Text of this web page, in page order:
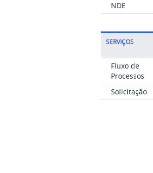
NDE
SERVIÇOS
Fluxo de
Processos
Solicitação